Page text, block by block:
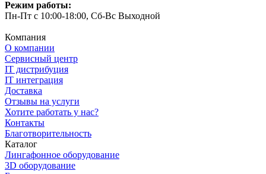
Режим работы:
Пн-Пт с 10:00-18:00, Сб-Вс Выходной
Компания
О компании
Сервисный центр
IT дистрибуция
IT интеграция
Доставка
Отзывы на услуги
Хотите работать у нас?
Контакты
Благотворительность
Каталог
Лингафонное оборудование
3D оборудование